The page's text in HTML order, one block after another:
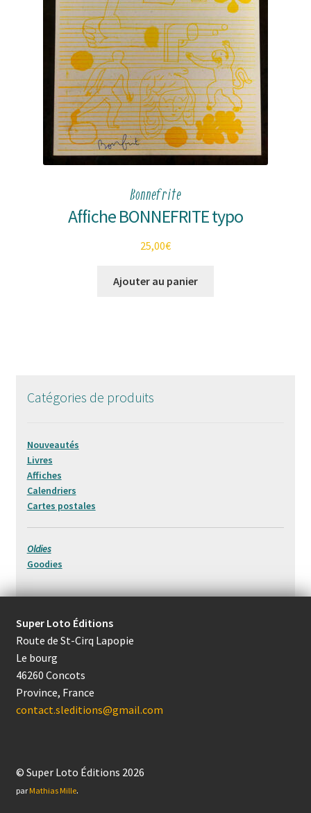
Bonnefrite
Affiche BONNEFRITE typo
25,00€
Ajouter au panier
Catégories de produits
Nouveautés
Livres
Affiches
Calendriers
Cartes postales
Oldies
Goodies
Super Loto Éditions
Route de St-Cirq Lapopie
Le bourg
46260 Concots
Province, France
contact.sleditions@gmail.com
© Super Loto Éditions 2026
par Mathias Mille.